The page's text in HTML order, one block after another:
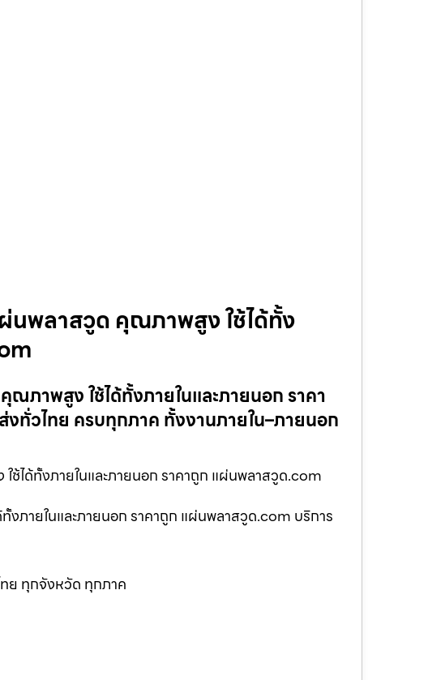
นพลาสวูด คุณภาพสูง ใช้ได้ทั้ง
ภาพสูง ใช้ได้ทั้งภายในและภายนอก ราคา
วไทย ครบทุกภาค ทั้งงานภายใน–ภายนอก
ได้ทั้งภายในและภายนอก ราคาถูก แผ่นพลาสวูด.com
ภายในและภายนอก ราคาถูก แผ่นพลาสวูด.com บริการ
ย ทุกจังหวัด ทุกภาค